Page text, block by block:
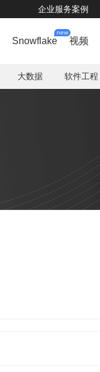
企业服务案例
Snowflake
new
视频
大数据 软件工程